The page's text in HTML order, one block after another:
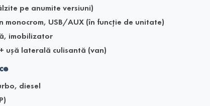
pe anumite versiuni)
monocrom, USB/AUX (în funcție de unitate)
imobilizator
ușă laterală culisantă (van)
diesel